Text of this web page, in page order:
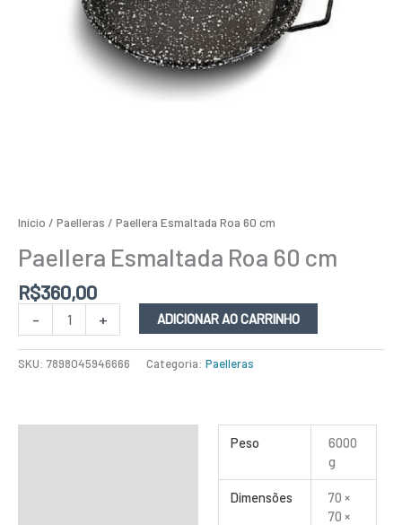
Início / Paelleras / Paellera Esmaltada Roa 60 cm
Paellera Esmaltada Roa 60 cm
R$360,00
- + ADICIONAR AO CARRINHO
SKU: 7898045946666 Categoria: Paelleras
Peso
6000
g
Dimensões
70 ×
70 ×